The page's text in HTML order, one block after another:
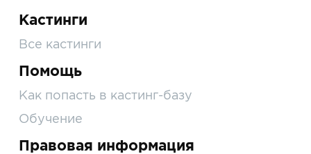
Кастинги
Все кастинги
Помощь
Как попасть в кастинг-базу
Обучение
Правовая информация